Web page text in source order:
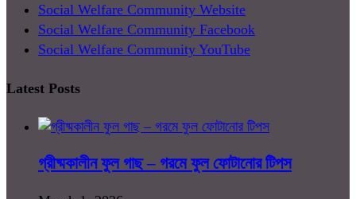
Social Welfare Community Website
Social Welfare Community Facebook
Social Welfare Community YouTube
Latest Posts
গ্রীষ্মকালীন ফুল গাছ – গরমে ফুল ফোটানোর টিপস